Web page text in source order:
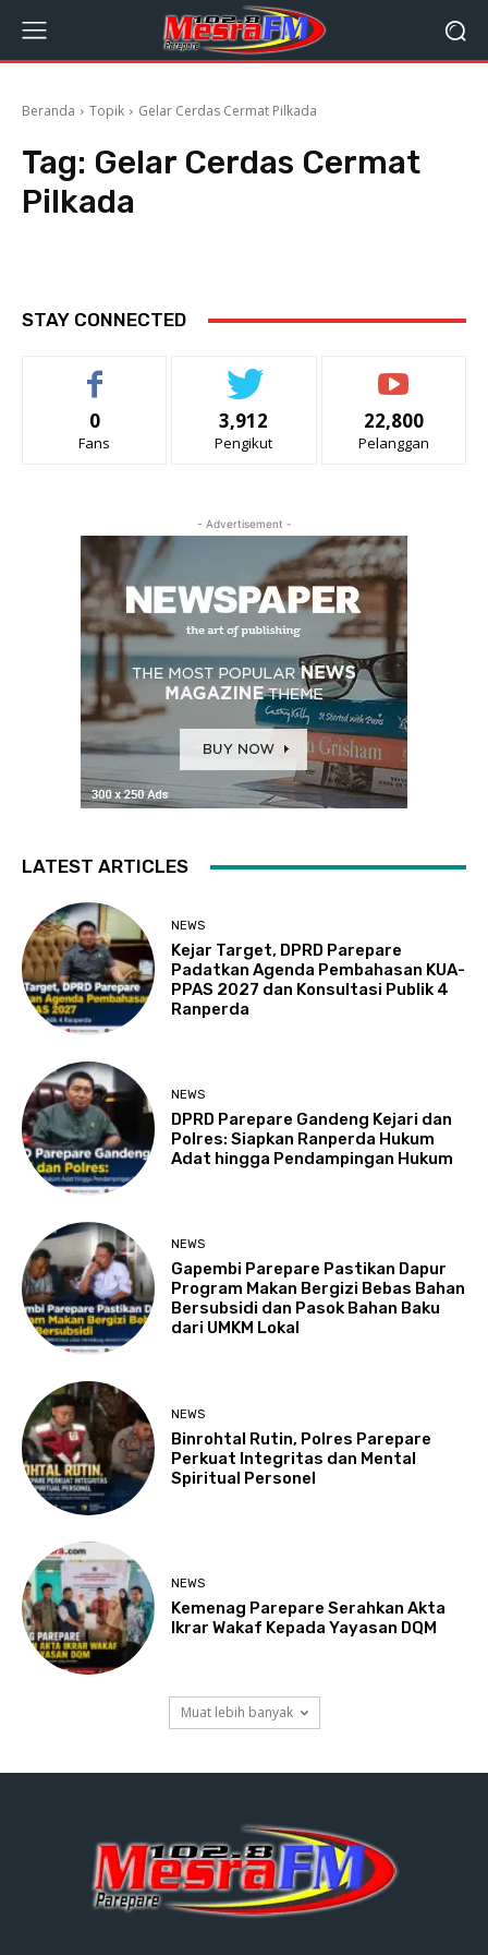
Beranda Topik Gelar Cerdas Cermat Pilkada
Tag: Gelar Cerdas Cermat
Pilkada
STAY CONNECTED
0
Fans
3,912
Pengikut
22,800
Pelanggan
- Advertisement -
LATEST ARTICLES
NEWS
Kejar Target, DPRD Parepare
Padatkan Agenda Pembahasan KUA-
PPAS 2027 dan Konsultasi Publik 4
Ranperda
NEWS
DPRD Parepare Gandeng Kejari dan
Polres: Siapkan Ranperda Hukum
Adat hingga Pendampingan Hukum
NEWS
Gapembi Parepare Pastikan Dapur
Program Makan Bergizi Bebas Bahan
Bersubsidi dan Pasok Bahan Baku
dari UMKM Lokal
NEWS
Binrohtal Rutin, Polres Parepare
Perkuat Integritas dan Mental
Spiritual Personel
NEWS
Kemenag Parepare Serahkan Akta
Ikrar Wakaf Kepada Yayasan DQM
Muat lebih banyak